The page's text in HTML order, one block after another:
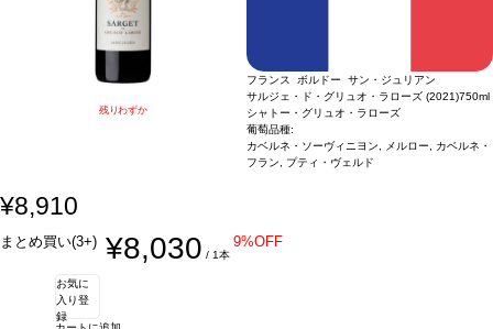
残りわずか
フランス ボルドー サン・ジュリアン
サルジェ・ド・グリュオ・ラローズ (2021)750ml
シャトー・グリュオ・ラローズ
葡萄品種:
カベルネ・ソーヴィニヨン, メルロー, カベルネ・
フラン, プティ・ヴェルド
¥8,910
まとめ買い(3+) ¥8,030 / 1本
9%OFF
お気に
入り登
録